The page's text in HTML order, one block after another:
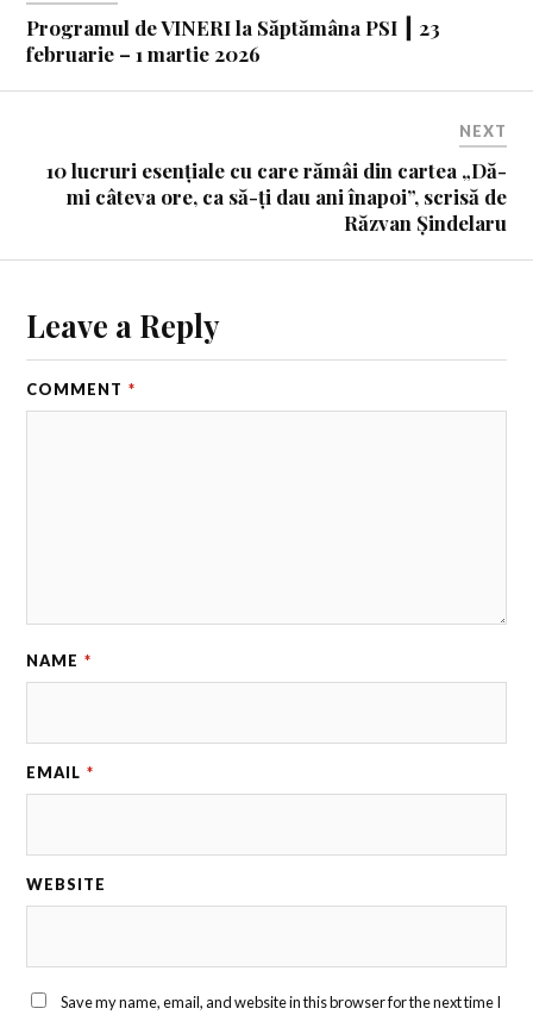
Programul de VINERI la Săptămâna PSI ┃ 23
februarie – 1 martie 2026
NEXT
10 lucruri esențiale cu care rămâi din cartea „Dă-
mi câteva ore, ca să-ți dau ani înapoi”, scrisă de
Răzvan Șindelaru
Leave a Reply
COMMENT *
NAME *
EMAIL *
WEBSITE
Save my name, email, and website in this browser for the next time I